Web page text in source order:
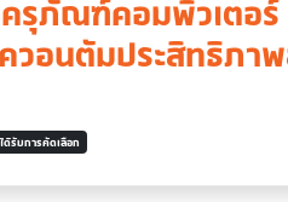
รุภัณฑ์คอมพิวเตอร์
วอนตัมประสิทธิภา
รับการคัดเลือก